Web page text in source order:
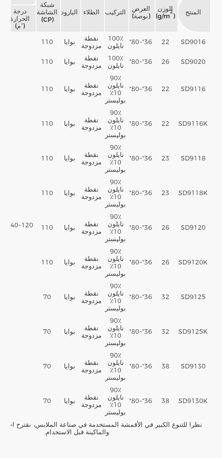
المنتج
الوزن
(g/m
2
)
العرض
(بوصة)
التركيب الطلاء البارود
شبكة
الشاشة
(CP)
درجة
الحرارة
(°م)
SD9016
22
36"~80"
100٪
نايلون
نقطة
مزدوجة
بوايا 110
120~140
SD9020
26
36"~80"
100٪
نايلون
نقطة
مزدوجة
بوايا 110
SD9116
22
36"~80"
90٪
نايلون
10٪
بوليستر
نقطة
مزدوجة
بوايا 110
SD9116K
22
36"~80"
90٪
نايلون
10٪
بوليستر
نقطة
مزدوجة
بوايا 110
SD9118
23
36"~80"
90٪
نايلون
10٪
بوليستر
نقطة
مزدوجة
بوايا 110
SD9118K
23
36"~80"
90٪
نايلون
10٪
بوليستر
نقطة
مزدوجة
بوايا 110
SD9120
26
36"~80"
90٪
نايلون
10٪
بوليستر
نقطة
مزدوجة
بوايا 110
SD9120K
26
36"~80"
90٪
نايلون
10٪
بوليستر
نقطة
مزدوجة
بوايا 110
SD9125
32
36"~80"
90٪
نايلون
10٪
بوليستر
نقطة
مزدوجة
بوايا 70
SD9125K
32
36"~80"
90٪
نايلون
10٪
بوليستر
نقطة
مزدوجة
بوايا 70
SD9130
38
36"~80"
90٪
نايلون
10٪
بوليستر
نقطة
مزدوجة
بوايا 70
SD9130K
38
36"~80"
90٪
نايلون
10٪
بوليستر
نقطة
مزدوجة
بوايا 70
نظرا للتنوع الكبير في الأقمشة المستخدمة في صناعة الملابس، نقترح
والماكينة قبل الاستخدام.